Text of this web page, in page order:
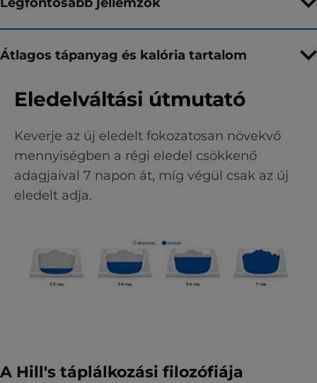
Átlagos tápanyag és kalória tartalom
Eledelváltási útmutató
Keverje az új eledelt fokozatosan növekvő
mennyiségben a régi eledel csökkenő
adagjaival 7 napon át, míg végül csak az új
eledelt adja.
A Hill's táplálkozási filozófiája